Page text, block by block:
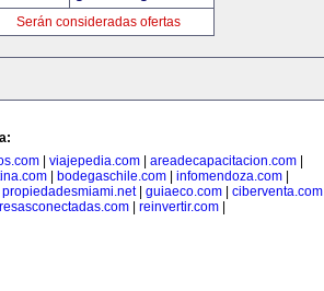
Serán consideradas ofertas
| viajepedia.com| areadecapacitacion.com|
| bodegaschile.com| infomendoza.com|
propiedadesmiami.net| guiaeco.com ciberventa.com
| reinvertir.com|